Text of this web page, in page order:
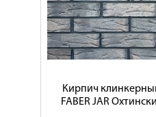
Кирпич
FABER JAR